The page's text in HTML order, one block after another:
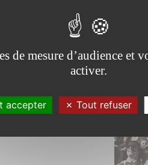
de mesure d’audience et
activer.
accepter Tout refuser